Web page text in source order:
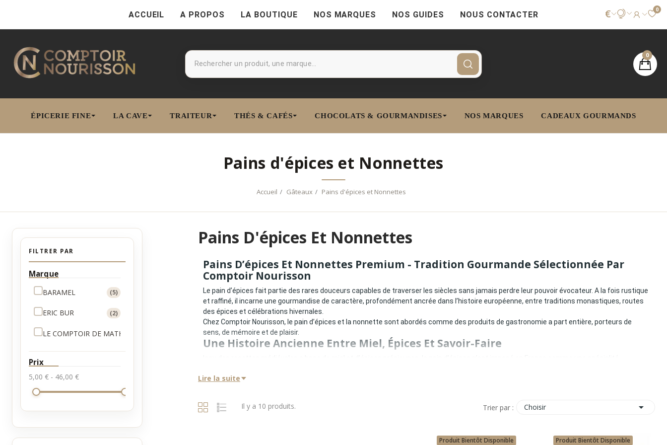
ACCUEIL A PROPOS LA BOUTIQUE NOS MARQUES NOS GUIDES NOUS CONTACTER € 0
0
ÉPICERIE FINE LA CAVE TRAITEUR THÉS & CAFÉS CHOCOLATS & GOURMANDISES NOS MARQUES CADEAUX GOURMANDS
Pains d'épices et Nonnettes
Accueil Gâteaux Pains d'épices et Nonnettes
FILTRER PAR
Marque
BARAMEL (5)
ERIC BUR (2)
LE COMPTOIR DE MATHILDE
Prix
5,00 € - 46,00 €
Pains D'épices Et Nonnettes
Pains D’épices Et Nonnettes Premium - Tradition Gourmande Sélectionnée Par
Comptoir Nourisson
Le pain d’épices fait partie des rares douceurs capables de traverser les siècles sans jamais perdre leur pouvoir évocateur. A la fois rustique
et raffiné, il incarne une gourmandise de caractère, profondément ancrée dans l’histoire européenne, entre traditions monastiques, routes
des épices et célébrations hivernales.
Chez Comptoir Nourisson, le pain d’épices et la nonnette sont abordés comme des produits de gastronomie a part entière, porteurs de
sens, de mémoire et de plaisir.
Une Histoire Ancienne Entre Miel, Épices Et Savoir-Faire
marmelade, complète cet héritage avec gourmandise.
Lire la suite
Il y a 10 produits. Trier par : Choisir 
Produit Bientôt Disponible Produit Bientôt Disponible